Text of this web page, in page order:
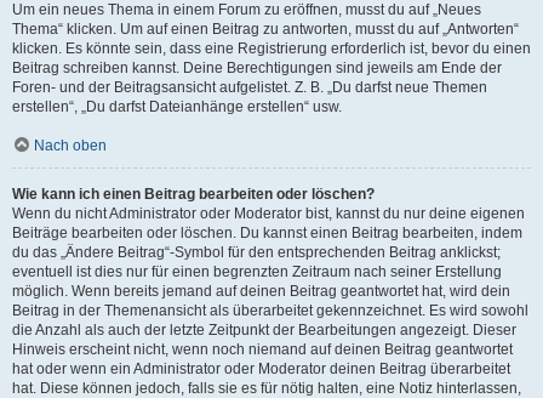
Um ein neues Thema in einem Forum zu eröffnen, musst du auf „Neues
Thema“ klicken. Um auf einen Beitrag zu antworten, musst du auf „Antworten“
klicken. Es könnte sein, dass eine Registrierung erforderlich ist, bevor du einen
Beitrag schreiben kannst. Deine Berechtigungen sind jeweils am Ende der
Foren- und der Beitragsansicht aufgelistet. Z. B. „Du darfst neue Themen
erstellen“, „Du darfst Dateianhänge erstellen“ usw.
Nach oben
Wie kann ich einen Beitrag bearbeiten oder löschen?
Wenn du nicht Administrator oder Moderator bist, kannst du nur deine eigenen
Beiträge bearbeiten oder löschen. Du kannst einen Beitrag bearbeiten, indem
du das „Ändere Beitrag“-Symbol für den entsprechenden Beitrag anklickst;
eventuell ist dies nur für einen begrenzten Zeitraum nach seiner Erstellung
möglich. Wenn bereits jemand auf deinen Beitrag geantwortet hat, wird dein
Beitrag in der Themenansicht als überarbeitet gekennzeichnet. Es wird sowohl
die Anzahl als auch der letzte Zeitpunkt der Bearbeitungen angezeigt. Dieser
Hinweis erscheint nicht, wenn noch niemand auf deinen Beitrag geantwortet
hat oder wenn ein Administrator oder Moderator deinen Beitrag überarbeitet
hat. Diese können jedoch, falls sie es für nötig halten, eine Notiz hinterlassen,